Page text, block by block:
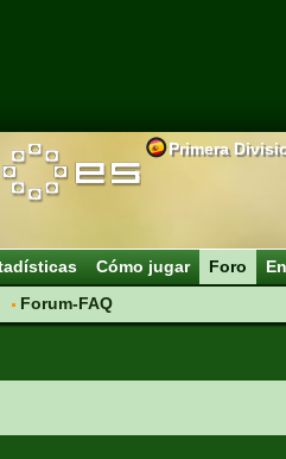
Primera
Cómo jugar
Foro
Forum-FAQ